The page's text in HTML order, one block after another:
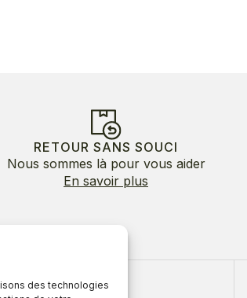
des technologies
RETOUR SANS SOUCI
Nous sommes là pour vous aider
En savoir plus
À propos de nous